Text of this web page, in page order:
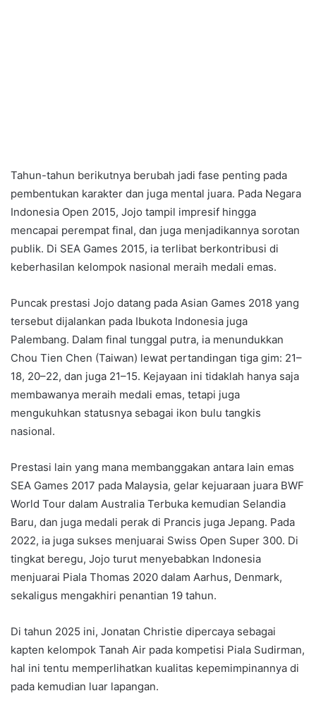
Tahun-tahun berikutnya berubah jadi fase penting pada
pembentukan karakter dan juga mental juara. Pada Negara
Indonesia Open 2015, Jojo tampil impresif hingga
mencapai perempat final, dan juga menjadikannya sorotan
publik. Di SEA Games 2015, ia terlibat berkontribusi di
keberhasilan kelompok nasional meraih medali emas.
Puncak prestasi Jojo datang pada Asian Games 2018 yang
tersebut dijalankan pada Ibukota Indonesia juga
Palembang. Dalam final tunggal putra, ia menundukkan
Chou Tien Chen (Taiwan) lewat pertandingan tiga gim: 21–
18, 20–22, dan juga 21–15. Kejayaan ini tidaklah hanya saja
membawanya meraih medali emas, tetapi juga
mengukuhkan statusnya sebagai ikon bulu tangkis
nasional.
Prestasi lain yang mana membanggakan antara lain emas
SEA Games 2017 pada Malaysia, gelar kejuaraan juara BWF
World Tour dalam Australia Terbuka kemudian Selandia
Baru, dan juga medali perak di Prancis juga Jepang. Pada
2022, ia juga sukses menjuarai Swiss Open Super 300. Di
tingkat beregu, Jojo turut menyebabkan Indonesia
menjuarai Piala Thomas 2020 dalam Aarhus, Denmark,
sekaligus mengakhiri penantian 19 tahun.
Di tahun 2025 ini, Jonatan Christie dipercaya sebagai
kapten kelompok Tanah Air pada kompetisi Piala Sudirman,
hal ini tentu memperlihatkan kualitas kepemimpinannya di
pada kemudian luar lapangan.